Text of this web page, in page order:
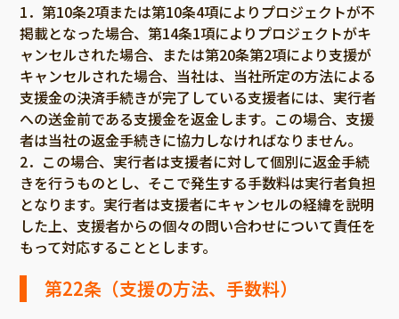
1．第10条2項または第10条4項によりプロジェクトが不
掲載となった場合、第14条1項によりプロジェクトがキ
ャンセルされた場合、または第20条第2項により支援が
キャンセルされた場合、当社は、当社所定の方法による
支援金の決済手続きが完了している支援者には、実行者
への送金前である支援金を返金します。この場合、支援
者は当社の返金手続きに協力しなければなりません。
2．この場合、実行者は支援者に対して個別に返金手続
きを行うものとし、そこで発生する手数料は実行者負担
となります。実行者は支援者にキャンセルの経緯を説明
した上、支援者からの個々の問い合わせについて責任を
もって対応することとします。
第22条（支援の方法、手数料）